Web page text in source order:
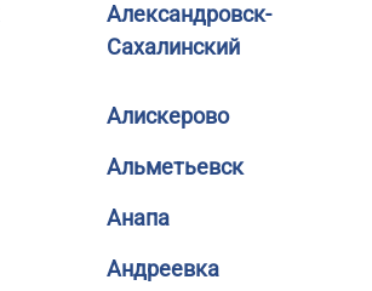
Александровск-
Сахалинский
Алискерово
Альметьевск
Анапа
Андреевка